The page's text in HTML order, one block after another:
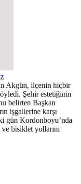
Akgün, ilçenin hiçbir
Şehir estetiğinin
belirten Başkan
işgallerine karşı
gün Kordonboyu’nda
bisiklet yollarını